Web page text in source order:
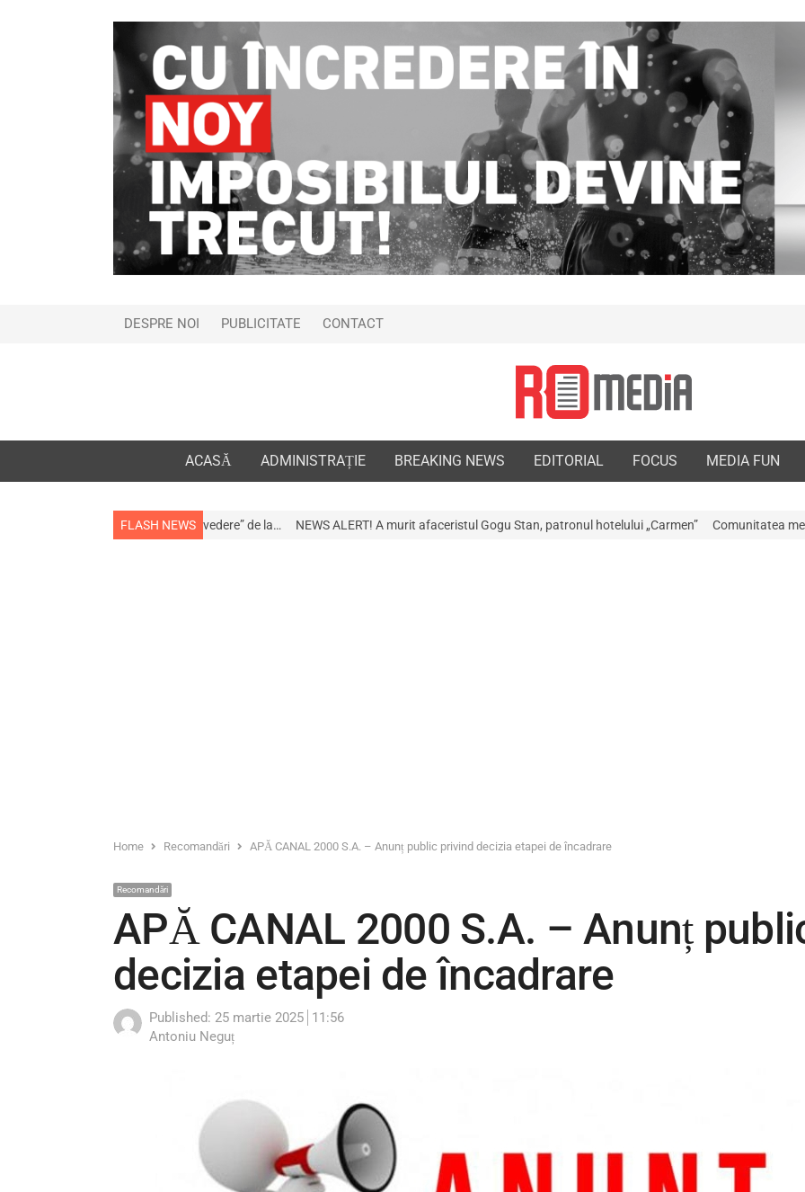
DESPRE NOI PUBLICITATE CONTACT
ACASĂ ADMINISTRAȚIE BREAKING NEWS EDITORIAL FOCUS MEDIA FUN
FLASH NEWS
„la revedere” de la… NEWS ALERT! A murit afaceristul Gogu Stan, patronul hotelului „Carmen” Comunitatea medicală a Argeșului este în
Home Recomandări APĂ CANAL 2000 S.A. – Anunț public privind decizia etapei de încadrare
Recomandări
APĂ CANAL 2000 S.A. – Anunț
decizia etapei de încadrare
Published: 25 martie 2025 11:56
Author
Antoniu Neguț